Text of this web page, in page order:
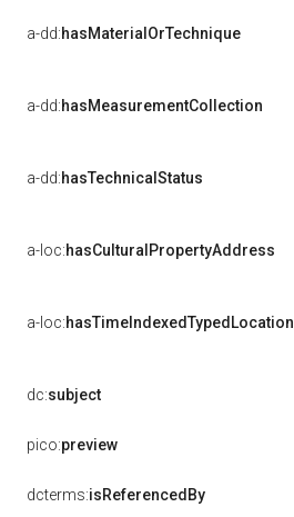
a-dd:hasMaterialOrTechnique
a-dd:hasMeasurementCollection
a-dd:hasTechnicalStatus
a-loc:hasCulturalPropertyAddress
a-loc:hasTimeIndexedTypedLocation
dc:subject
pico:preview
dcterms:isReferencedBy